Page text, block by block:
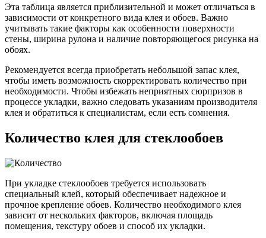
Эта таблица является приблизительной и может отличаться в
зависимости от конкретного вида клея и обоев. Важно
учитывать такие факторы как особенности поверхности
стены, ширина рулона и наличие повторяющегося рисунка на
обоях.
Рекомендуется всегда приобретать небольшой запас клея,
чтобы иметь возможность скорректировать количество при
необходимости. Чтобы избежать неприятных сюрпризов в
процессе укладки, важно следовать указаниям производителя
клея и обратиться к специалистам, если есть сомнения.
Количество клея для стеклообоев
При укладке стеклообоев требуется использовать
специальный клей, который обеспечивает надежное и
прочное крепление обоев. Количество необходимого клея
зависит от нескольких факторов, включая площадь
помещения, текстуру обоев и способ их укладки.